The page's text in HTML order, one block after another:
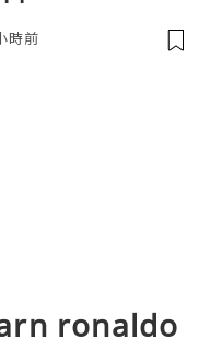
時前
ronaldo